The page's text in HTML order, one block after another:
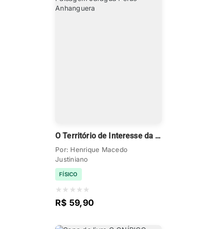
O Território de Interesse da C ultura e da Paisagem Jaraguá Perus Anhanguera
Por: Henrique Macedo
Justiniano
FÍSICO
★ ★ ★ ★ ★
R$ 59,90